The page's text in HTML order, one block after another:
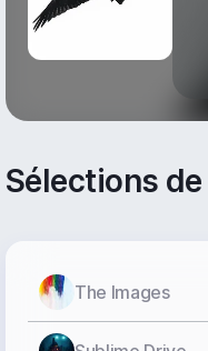
Sélections de
The Images